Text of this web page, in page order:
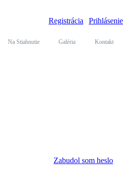
Registrácia Prihlásenie
Na Stiahnutie Galéria Kontakt
Zabudol som heslo